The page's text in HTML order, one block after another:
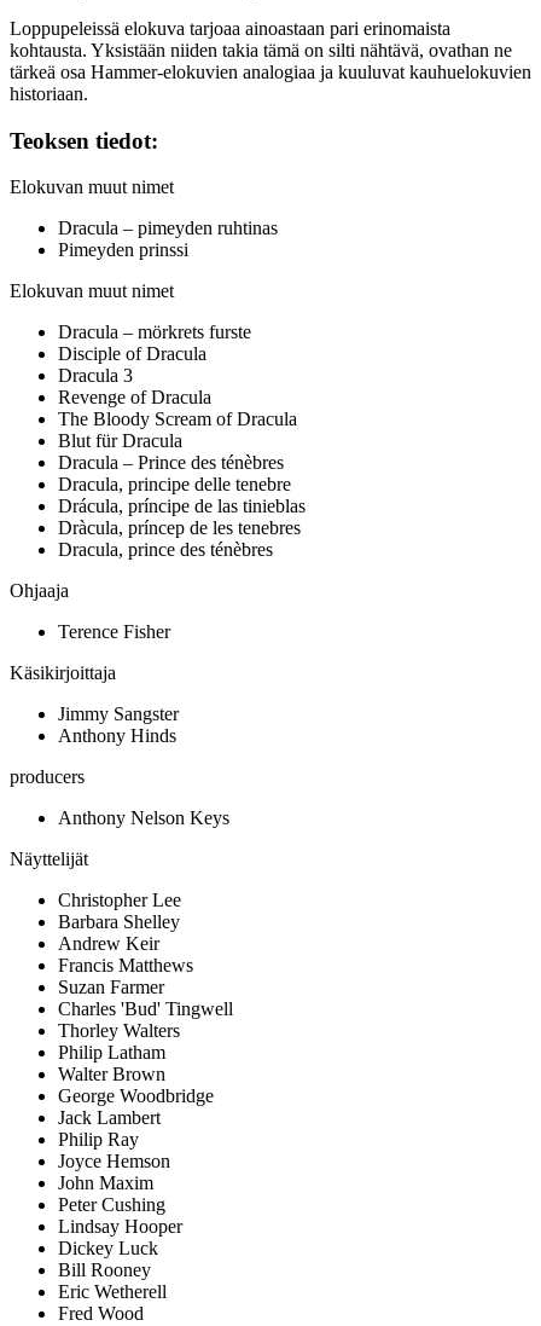
Loppupeleissä elokuva tarjoaa ainoastaan pari erinomaista
kohtausta. Yksistään niiden takia tämä on silti nähtävä, ovathan ne
tärkeä osa Hammer-elokuvien analogiaa ja kuuluvat kauhuelokuvien
historiaan.
Teoksen tiedot:
Elokuvan muut nimet
Dracula – pimeyden ruhtinas
Pimeyden prinssi
Elokuvan muut nimet
Dracula – mörkrets furste
Disciple of Dracula
Dracula 3
Revenge of Dracula
The Bloody Scream of Dracula
Blut für Dracula
Dracula – Prince des ténèbres
Dracula, principe delle tenebre
Drácula, príncipe de las tinieblas
Dràcula, príncep de les tenebres
Dracula, prince des ténèbres
Ohjaaja
Terence Fisher
Käsikirjoittaja
Jimmy Sangster
Anthony Hinds
producers
Anthony Nelson Keys
Näyttelijät
Christopher Lee
Barbara Shelley
Andrew Keir
Francis Matthews
Suzan Farmer
Charles 'Bud' Tingwell
Thorley Walters
Philip Latham
Walter Brown
George Woodbridge
Jack Lambert
Philip Ray
Joyce Hemson
John Maxim
Peter Cushing
Lindsay Hooper
Dickey Luck
Bill Rooney
Eric Wetherell
Fred Wood